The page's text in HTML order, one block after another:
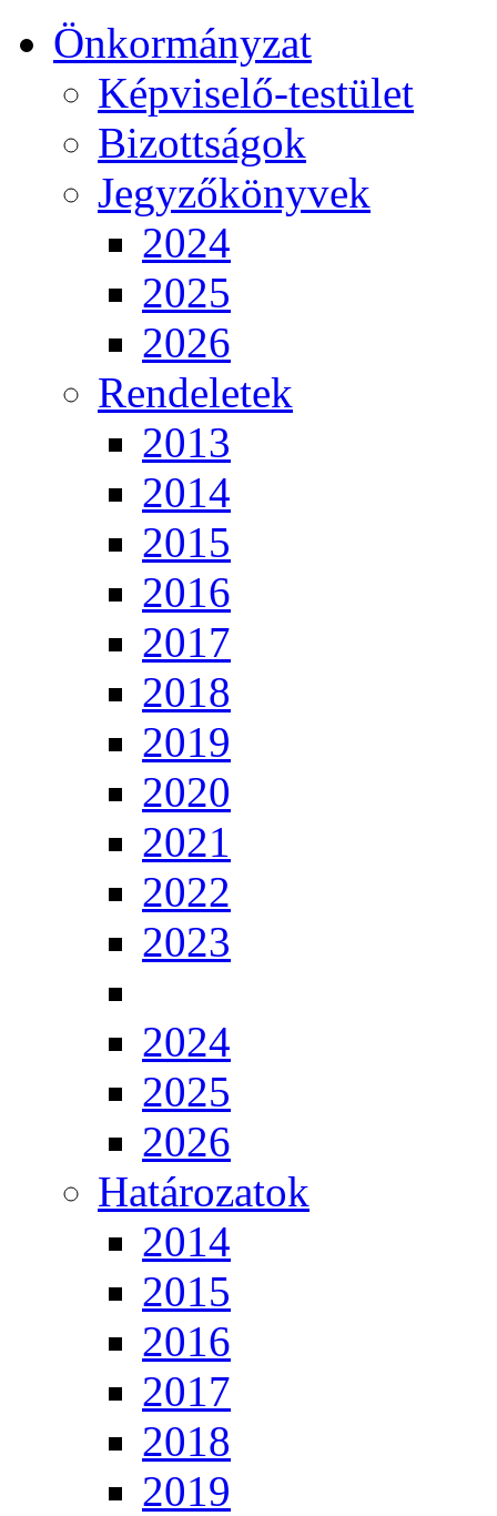
Önkormányzat
Képviselő-testület
Bizottságok
Jegyzőkönyvek
2024
2025
2026
Rendeletek
2013
2014
2015
2016
2017
2018
2019
2020
2021
2022
2023
2024
2025
2026
Határozatok
2014
2015
2016
2017
2018
2019